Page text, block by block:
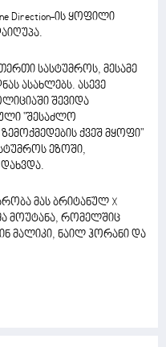
Direction-ის ყოფილი
სასტუმროს, მესამე
ასახლებს. ასევე
შევიდა
"შესაძლო
ქვეშ მყოფი"
ეზოში,
მას ბრიტანულ X
მა მოუტანა, რომელშიც
მალიკი, ნაილ ჰორანი და